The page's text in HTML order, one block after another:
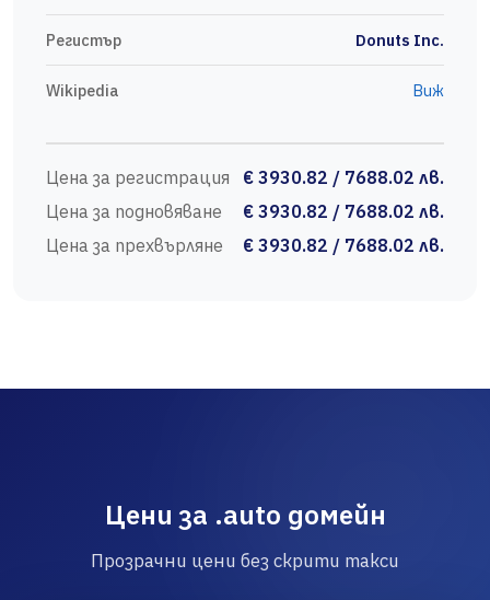
Регистър Donuts Inc.
Wikipedia Виж
Цена за регистрация
€ 3930.82 / 7688.02 лв.
Цена за подновяване
€ 3930.82 / 7688.02 лв.
Цена за прехвърляне
€ 3930.82 / 7688.02 лв.
Цени за .auto домейн
Прозрачни цени без скрити такси